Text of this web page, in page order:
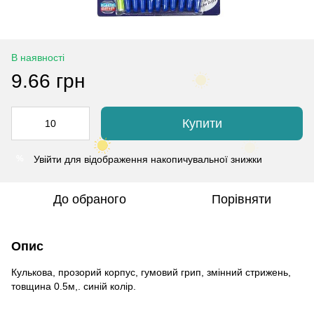
В наявності
9.66 грн
Купити
Увійти для відображення накопичувальної знижки
До обраного Порівняти
Опис
Кулькова, прозорий корпус, гумовий грип, змінний стрижень,
товщина 0.5м,. синій колір.